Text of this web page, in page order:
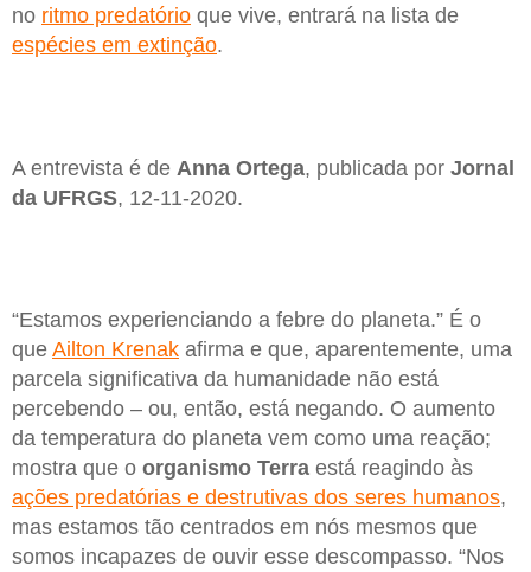
no ritmo predatório que vive, entrará na lista de
espécies em extinção.
A entrevista é de Anna Ortega, publicada por Jornal
da UFRGS, 12-11-2020.
“Estamos experienciando a febre do planeta.” É o
que Ailton Krenak afirma e que, aparentemente, uma
parcela significativa da humanidade não está
percebendo – ou, então, está negando. O aumento
da temperatura do planeta vem como uma reação;
mostra que o organismo Terra está reagindo às
ações predatórias e destrutivas dos seres humanos,
mas estamos tão centrados em nós mesmos que
somos incapazes de ouvir esse descompasso. “Nos